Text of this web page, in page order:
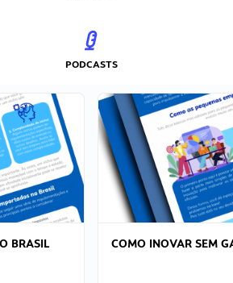
PODCASTS
BRASIL COMO INOVAR SEM